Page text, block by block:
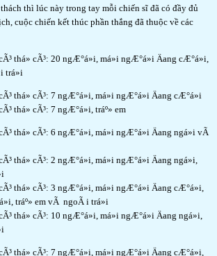
thì lúc này trong tay mỗi chiến sĩ đã có đầy đủ
cuộc chiến kết thúc phần thắng đã thuộc về các